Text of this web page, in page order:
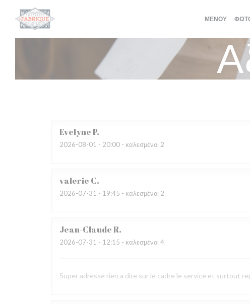
Πίνακας διαχείρισης "Μπισκότων" (Cookies)
ΜΕΝΟΎ
EvelyneP
2026-08-01 - 20:00 - καλεσμένοι 2
valerie C
2026-07-31 - 19:45 - καλεσμένοι 2
Jean-ClaudeR
2026-07-31 - 12:15 - καλεσμένοι 4
Super adresse rien a dire sur le cadre le service et surtout